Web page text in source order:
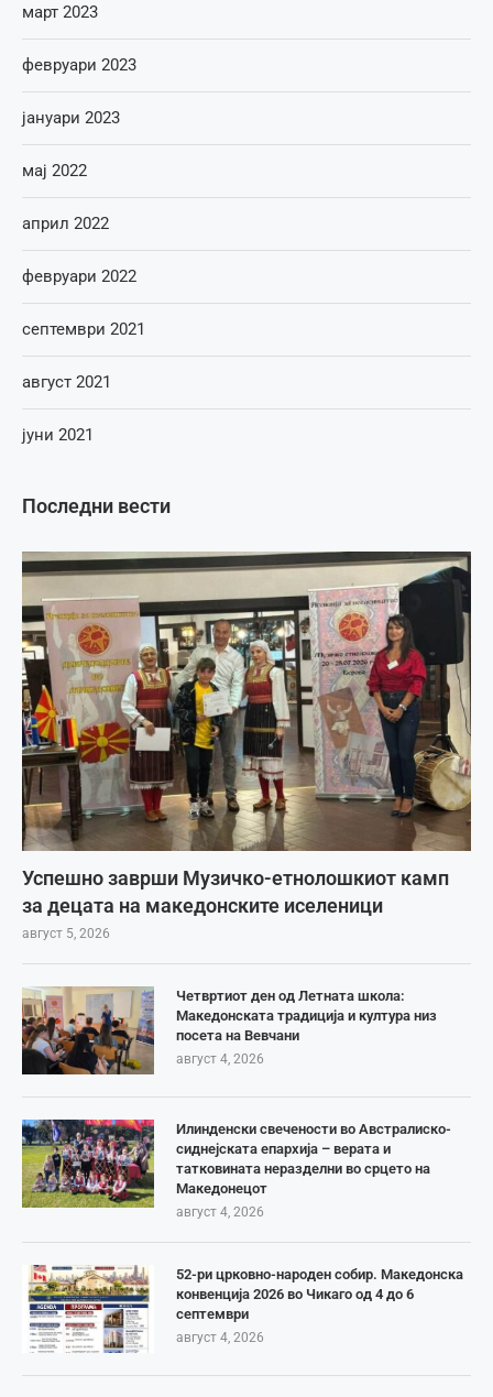
Последни вести
Успешно заврши Музичко-етнолошкиот камп
за децата на македонските иселеници
август 5, 2026
Четвртиот ден од Летната школа:
Македонската традиција и култура низ
посета на Вевчани
август 4, 2026
Илинденски свечености во Австралиско-
сиднејската епархија – верата и
татковината неразделни во срцето на
Македонецот
август 4, 2026
52-ри црковно-народен собир. Македонска
конвенција 2026 во Чикаго од 4 до 6
септември
август 4, 2026
март 2023
февруари 2023
јануари 2023
мај 2022
април 2022
февруари 2022
септември 2021
август 2021
јуни 2021